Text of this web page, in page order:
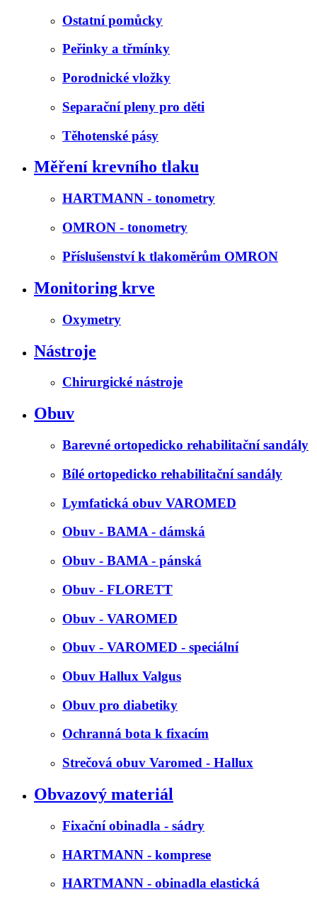
Ostatní pomůcky
Peřinky a třmínky
Porodnické vložky
Separační pleny pro děti
Těhotenské pásy
Měření krevního tlaku
HARTMANN - tonometry
OMRON - tonometry
Příslušenství k tlakoměrům OMRON
Monitoring krve
Oxymetry
Nástroje
Chirurgické nástroje
Obuv
Barevné ortopedicko rehabilitační sandály
Bílé ortopedicko rehabilitační sandály
Lymfatická obuv VAROMED
Obuv - BAMA - dámská
Obuv - BAMA - pánská
Obuv - FLORETT
Obuv - VAROMED
Obuv - VAROMED - speciální
Obuv Hallux Valgus
Obuv pro diabetiky
Ochranná bota k fixacím
Strečová obuv Varomed - Hallux
Obvazový materiál
Fixační obinadla - sádry
HARTMANN - komprese
HARTMANN - obinadla elastická